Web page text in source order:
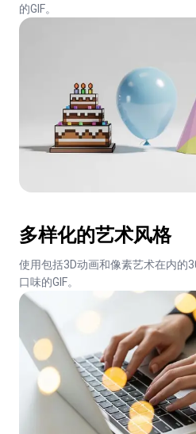
的GIF。
多样化的艺术风格
使用包括3D动画和像素艺术在内的
口味的GIF。